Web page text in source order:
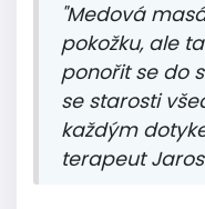
"Medová
pokožku, ale
ponořit se do
se starosti
každým
terapeut